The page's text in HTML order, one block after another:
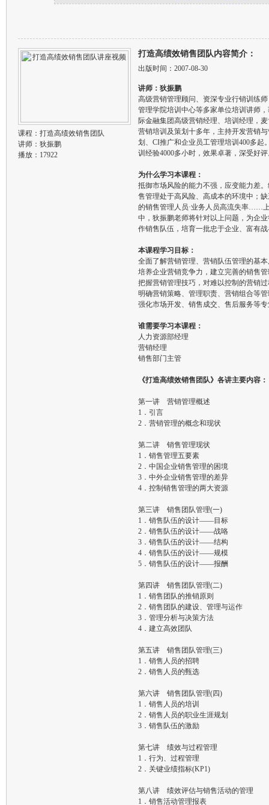
课程： 打造高绩效销售团队
讲师： 狄振鹏
播放：17922
打造高绩效销售团队内容简介：
出版时间：2007-08-30
讲师：狄振鹏
高级营销管理顾问、资深专业行销训练
管理学院培训中心等多家单位培训讲师
际金融集团高级营销经理、培训经理，
营销培训及策划十多年，主持开发营销
划、CI推广和企业员工管理培训400多
训经验4000多小时，效果卓著，深受好
为什么学习本课程：
抵御市场风险的能力不强，应变能力差
售管理处于高风险、高成本的环境中；
的销售管理人员·业务人员高流失率……
中，狄振鹏老师将针对以上问题，为企
作销售队伍，培育一批忠于企业、富有
本课程学习目标：
全面了解营销管理、营销队伍管理的基
培养企业营销竞争力，建立完善的销售
把握营销管理技巧，对难以控制的营销
明确营销策略、管理职责、营销组合等
强化市场开发、销售成交、售后服务等
谁需要学习本课程：
人力资源部经理
营销经理
销售部门主管
《打造高绩效销售团队》各讲主要内容：
第一讲 营销管理概述
1．引言
2．营销管理的概念和现状
第二讲 销售管理现状
1．销售管理五要素
2．中国企业销售管理的困境
3．中外企业销售管理的差异
4．控制销售管理的两大资源
第三讲 销售团队管理(一)
1．销售队伍的设计——目标
2．销售队伍的设计——战咯
3．销售队伍的设计——结构
4．销售队伍的设计——规模
5．销售队伍的设计——报酬
第四讲 销售团队管理(二)
1．销售团队的推销原则
2．销售团队的建设、管理与运作
3．管理分析与决策方法
4．建立高效团队
第五讲 销售团队管理(三)
1．销售人员的招聘
2．销售人员的甄选
第六讲 销售团队管理(四)
1．销售人员的培训
2．销售人员的职业生涯规划
3．销售队伍的激励
第七讲 绩效与过程管理
1．行为、过程管理
2．关键业绩指标(KP1)
第八讲 绩效评估与销售活动的管理
1．销售活动管理报表